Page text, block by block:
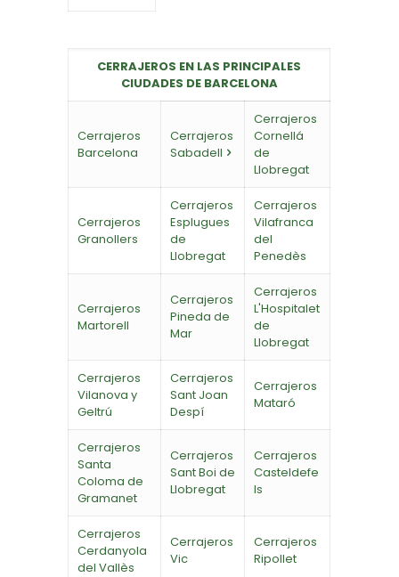
CERRAJEROS EN LAS PRINCIPALES
CIUDADES DE BARCELONA
Cerrajeros
Barcelona
Cerrajeros
Sabadell
Cerrajeros
Cornellá
de
Llobregat
Cerrajeros
Granollers
Cerrajeros
Esplugues
de
Llobregat
Cerrajeros
Vilafranca
del
Penedès
Cerrajeros
Martorell
Cerrajeros
Pineda de
Mar
Cerrajeros
L'Hospitalet
de
Llobregat
Cerrajeros
Vilanova y
Geltrú
Cerrajeros
Sant Joan
Despí
Cerrajeros
Mataró
Cerrajeros
Santa
Coloma de
Gramanet
Cerrajeros
Sant Boi de
Llobregat
Cerrajeros
Casteldefe
ls
Cerrajeros
Cerdanyola
del Vallès
Cerrajeros
Vic
Cerrajeros
Ripollet